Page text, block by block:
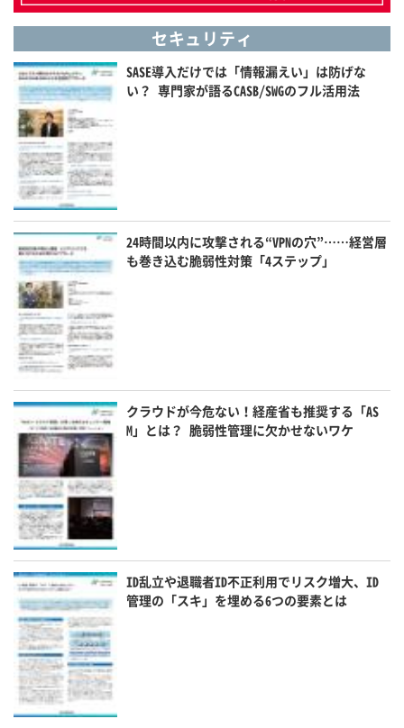
セキュリティ
SASE導入だけでは「情報漏えい」は防げな
い？ 専門家が語るCASB/SWGのフル活用法
24時間以内に攻撃される“VPNの穴”……経営層
も巻き込む脆弱性対策「4ステップ」
クラウドが今危ない！経産省も推奨する「AS
M」とは？ 脆弱性管理に欠かせないワケ
ID乱立や退職者ID不正利用でリスク増大、ID
管理の「スキ」を埋める6つの要素とは